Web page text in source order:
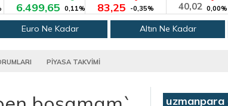
6.499,65 0,11% 83,25 -0,35% 40,02 0,00%
Euro Ne Kadar Altın Ne Kadar
PİYASA TAKVİMİ
uzmanpara